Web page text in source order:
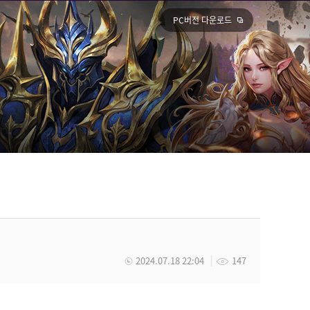
PC버전 다운로드
147
2024.07.18 22:04